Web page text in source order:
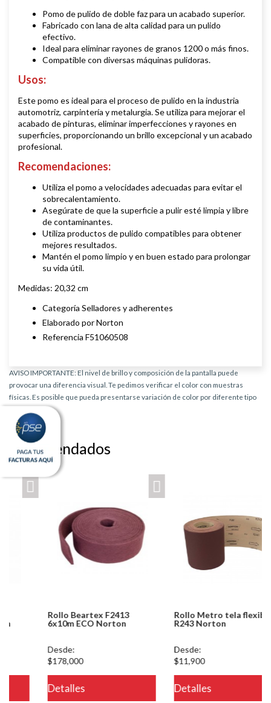
Pomo de pulido de doble faz para un acabado superior.
Fabricado con lana de alta calidad para un pulido
efectivo.
Ideal para eliminar rayones de granos 1200 o más finos.
Compatible con diversas máquinas pulidoras.
Usos:
Este pomo es ideal para el proceso de pulido en la industria
automotriz, carpintería y metalurgia. Se utiliza para mejorar el
acabado de pinturas, eliminar imperfecciones y rayones en
superficies, proporcionando un brillo excepcional y un acabado
profesional.
Recomendaciones:
Utiliza el pomo a velocidades adecuadas para evitar el
sobrecalentamiento.
Asegúrate de que la superficie a pulir esté limpia y libre
de contaminantes.
Utiliza productos de pulido compatibles para obtener
mejores resultados.
Mantén el pomo limpio y en buen estado para prolongar
su vida útil.
Medidas: 20,32 cm
Categoría Selladores y adherentes
Elaborado por Norton
Referencia F51060508
AVISO IMPORTANTE: El nivel de brillo y composición de la pantalla puede
provocar una diferencia visual. Te pedimos verificar el color con muestras
físicas. Es posible que pueda presentarse variación de color por diferente tipo
de producto.
Recomendados
ver.php
Rollo Beartex F2413
6x10m ECO Norton
$178,000
Detalles
Rollo Metro tela flexible
R243 Norton
$11,900
Detalles